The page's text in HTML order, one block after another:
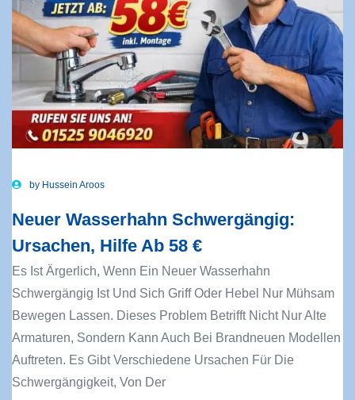
by Hussein Aroos
Neuer Wasserhahn Schwergängig:
Ursachen, Hilfe Ab 58 €
Es Ist Ärgerlich, Wenn Ein Neuer Wasserhahn
Schwergängig Ist Und Sich Griff Oder Hebel Nur Mühsam
Bewegen Lassen. Dieses Problem Betrifft Nicht Nur Alte
Armaturen, Sondern Kann Auch Bei Brandneuen Modellen
Auftreten. Es Gibt Verschiedene Ursachen Für Die
Schwergängigkeit, Von Der